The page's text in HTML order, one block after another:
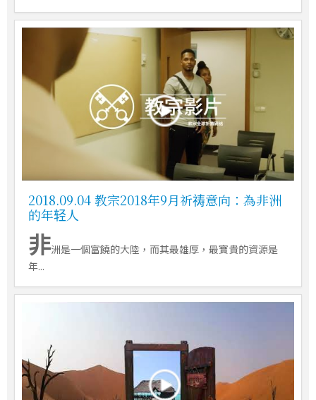
2018.09.04 教宗2018年9月祈祷意向：為非洲
的年轻人
非洲是一個富饒的大陸，而其最雄厚，最寶貴的資源是
年...